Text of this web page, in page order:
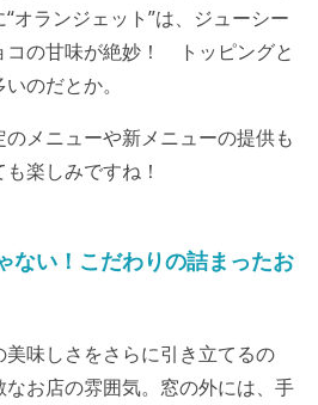
オランジェット”は、ジューシー
コの甘味が絶妙！ トッピングと
のだとか。
メニューや新メニューの提供も
楽しみですね！
ない！こだわりの詰まったお
味しさをさらに引き立てるの
お店の雰囲気。窓の外には、手